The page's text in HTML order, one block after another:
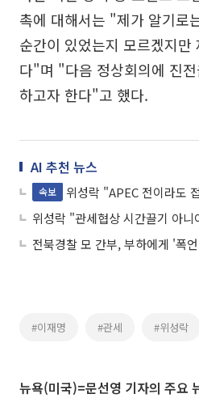
촉에 대해서는 "제가 알기로
순간이 있었는지 모르겠지만
다"며 "다음 정상회의에 진
하고자 한다"고 했다.
AI 추천 뉴스
속보
위성락 "APEC 전이라도 접점
#이재명 #관세 #위성락
뉴욕(미국)=문선영 기자의 주요